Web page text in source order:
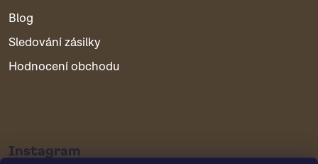
Blog
Sledování zásilky
Hodnocení obchodu
Instagram